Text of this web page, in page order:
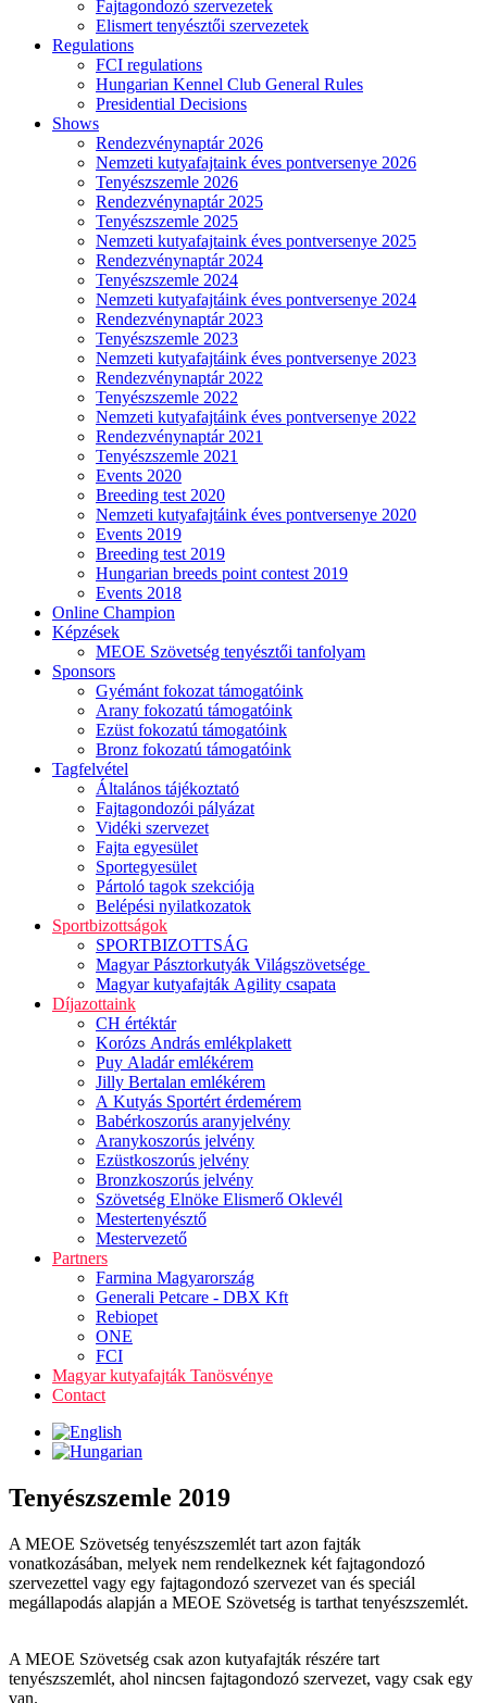
Fajtagondozó szervezetek
Elismert tenyésztői szervezetek
Regulations
FCI regulations
Hungarian Kennel Club General Rules
Presidential Decisions
Shows
Rendezvénynaptár 2026
Nemzeti kutyafajtaink éves pontversenye 2026
Tenyészszemle 2026
Rendezvénynaptár 2025
Tenyészszemle 2025
Nemzeti kutyafajtaink éves pontversenye 2025
Rendezvénynaptár 2024
Tenyészszemle 2024
Nemzeti kutyafajtáink éves pontversenye 2024
Rendezvénynaptár 2023
Tenyészszemle 2023
Nemzeti kutyafajtáink éves pontversenye 2023
Rendezvénynaptár 2022
Tenyészszemle 2022
Nemzeti kutyafajtáink éves pontversenye 2022
Rendezvénynaptár 2021
Tenyészszemle 2021
Events 2020
Breeding test 2020
Nemzeti kutyafajtáink éves pontversenye 2020
Events 2019
Breeding test 2019
Hungarian breeds point contest 2019
Events 2018
Online Champion
Képzések
MEOE Szövetség tenyésztői tanfolyam
Sponsors
Gyémánt fokozat támogatóink
Arany fokozatú támogatóink
Ezüst fokozatú támogatóink
Bronz fokozatú támogatóink
Tagfelvétel
Általános tájékoztató
Fajtagondozói pályázat
Vidéki szervezet
Fajta egyesület
Sportegyesület
Pártoló tagok szekciója
Belépési nyilatkozatok
Sportbizottságok
SPORTBIZOTTSÁG
Magyar Pásztorkutyák Világszövetsége
Magyar kutyafajták Agility csapata
Díjazottaink
CH értéktár
Korózs András emlékplakett
Puy Aladár emlékérem
Jilly Bertalan emlékérem
A Kutyás Sportért érdemérem
Babérkoszorús aranyjelvény
Aranykoszorús jelvény
Ezüstkoszorús jelvény
Bronzkoszorús jelvény
Szövetség Elnöke Elismerő Oklevél
Mestertenyésztő
Mestervezető
Partners
Farmina Magyarország
Generali Petcare - DBX Kft
Rebiopet
ONE
FCI
Magyar kutyafajták Tanösvénye
Contact
Tenyészszemle 2019
A MEOE Szövetség tenyészszemlét tart azon fajták
vonatkozásában, melyek nem rendelkeznek két fajtagondozó
szervezettel vagy egy fajtagondozó szervezet van és speciál
megállapodás alapján a MEOE Szövetség is tarthat tenyészszemlét.
A MEOE Szövetség csak azon kutyafajták részére tart
tenyészszemlét, ahol nincsen fajtagondozó szervezet, vagy csak egy
van.